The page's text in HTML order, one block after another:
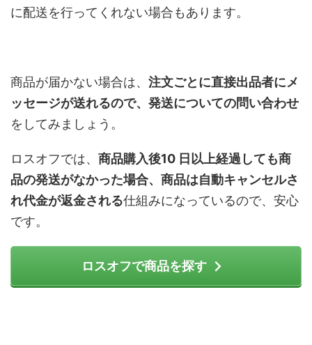
に配送を行ってくれない場合もあります。
商品が届かない場合は、 注文ごとに直接出品者にメ
ッセージが送れるので、発送についての問い合わせ
をしてみましょう。
ロスオフでは、 商品購入後10 日以上経過しても商
品の発送がなかった場合、商品は自動キャンセルさ
れ代金が返金される仕組みになっているので、安心
です。
ロスオフで商品を探す